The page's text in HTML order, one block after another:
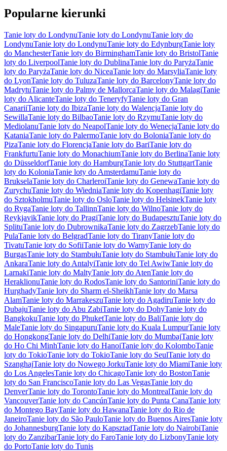
Popularne kierunki
Tanie loty do LondynuTanie loty do LondynuTanie loty do
LondynuTanie loty do LondynuTanie loty do EdynburgTanie loty
do ManchesterTanie loty do BirminghamTanie loty do BristolTanie
loty do LiverpoolTanie loty do DublinaTanie loty do ParyżaTanie
loty do ParyżaTanie loty do NiceaTanie loty do MarsyliaTanie loty
do LyonTanie loty do TuluzaTanie loty do BarcelonyTanie loty do
MadrytuTanie loty do Palmy de MallorcaTanie loty do MalagiTanie
loty do AlicanteTanie loty do TeneryfyTanie loty do Gran
CanariiTanie loty do IbizaTanie loty do WalencjaTanie loty do
SewillaTanie loty do BilbaoTanie loty do RzymuTanie loty do
MediolanuTanie loty do NeapolTanie loty do WenecjaTanie loty do
KataniaTanie loty do PalermoTanie loty do BoloniaTanie loty do
PizaTanie loty do FlorencjaTanie loty do BariTanie loty do
FrankfurtuTanie loty do MonachiumTanie loty do BerlinaTanie loty
do DüsseldorfTanie loty do HamburgTanie loty do StuttgartTanie
loty do KoloniaTanie loty do AmsterdamuTanie loty do
BrukselaTanie loty do CharleroiTanie loty do GenewaTanie loty do
ZurychuTanie loty do WiedniaTanie loty do KopenhagiTanie loty
do SztokholmuTanie loty do OsloTanie loty do HelsinekTanie loty
do RygaTanie loty do TallinnTanie loty do WilnoTanie loty do
ReykjavikTanie loty do PragiTanie loty do BudapesztuTanie loty do
SplituTanie loty do DubrownikaTanie loty do ZagrzebTanie loty do
PulaTanie loty do BelgradTanie loty do TiranyTanie loty do
TivatuTanie loty do SofiiTanie loty do WarnyTanie loty do
BurgasTanie loty do StambułuTanie loty do StambułuTanie loty do
AnkaraTanie loty do AntalyiTanie loty do Tel AwiwTanie loty do
LarnakiTanie loty do MaltyTanie loty do AtenTanie loty do
HeraklionuTanie loty do RodosTanie loty do SantoriniTanie loty do
HurghadyTanie loty do Sharm el-SheikhTanie loty do Marsa
AlamTanie loty do MarrakeszuTanie loty do AgadiruTanie loty do
DubajuTanie loty do Abu ZabiTanie loty do DohyTanie loty do
BangkokuTanie loty do PhuketTanie loty do BaliTanie loty do
MaleTanie loty do SingapuruTanie loty do Kuala LumpurTanie loty
do HongkongTanie loty do DelhiTanie loty do MumbajTanie loty
do Ho Chi MinhTanie loty do HanoiTanie loty do KolomboTanie
loty do TokioTanie loty do TokioTanie loty do SeulTanie loty do
SzanghajTanie loty do Nowego JorkuTanie loty do MiamiTanie loty
do Los AngelesTanie loty do ChicagoTanie loty do BostonTanie
loty do San FranciscoTanie loty do Las VegasTanie loty do
DenverTanie loty do TorontoTanie loty do MontrealTanie loty do
VancouverTanie loty do CancúnTanie loty do Punta CanaTanie loty
do Montego BayTanie loty do HawanaTanie loty do Rio de
JaneiroTanie loty do São PauloTanie loty do Buenos AiresTanie loty
do JohannesburgTanie loty do KapsztadTanie loty do NairobiTanie
loty do ZanzibarTanie loty do FaroTanie loty do LizbonyTanie loty
do PortoTanie loty do Tunis